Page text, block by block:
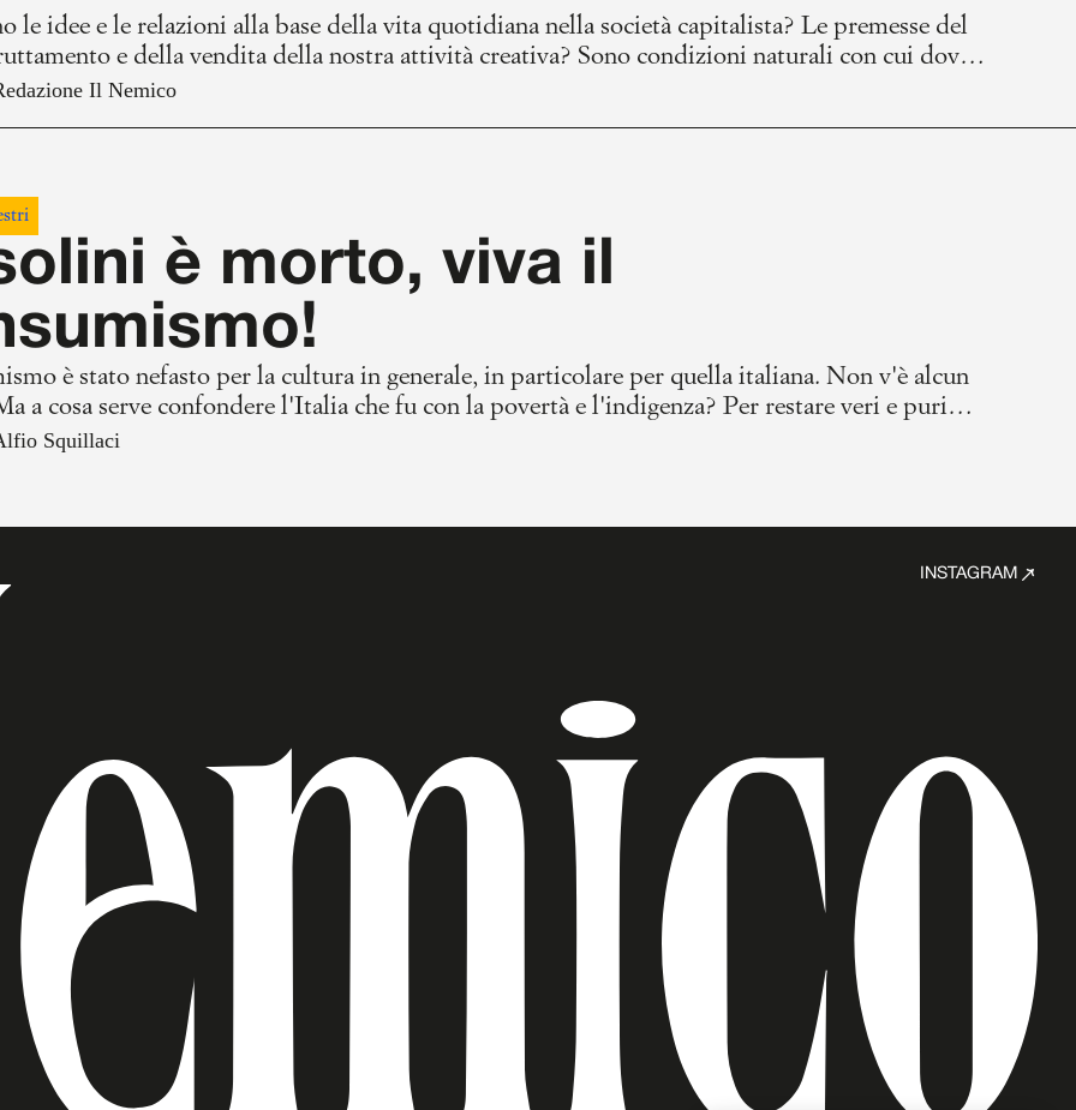
le idee e le relazioni alla base della vita quotidiana nella società capitalista? Le premesse del
e della vendita della nostra attività creativa? Sono condizioni naturali con cui dover
i conti e rimboccarci le maniche di conseguenza? Oppure c'è modo di rifiutare,
Il Nemico
è morto, viva il
è stato nefasto per la cultura in generale, in particolare per quella italiana. Non v'è alcun
a cosa serve confondere l'Italia che fu con la povertà e l'indigenza? Per restare veri e puri
morir di fame? Il pauperismo osannato da Pasolini ha attecchito nella cultura
Squillaci
INSTAGRAM